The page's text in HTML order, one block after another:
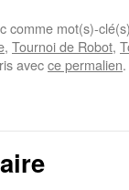
comme mot(s)-
, Tournoi de Robot,
avecce permalien.